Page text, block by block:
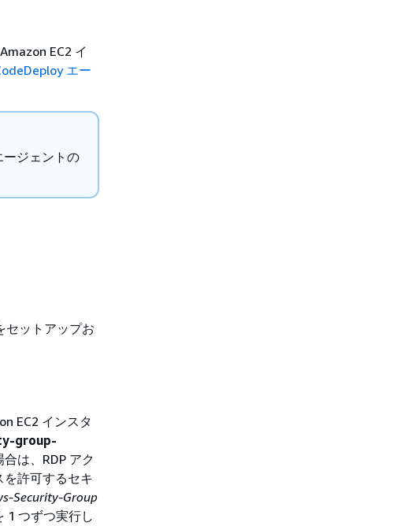
EC2 イ
エー
ージェントの
セットアップお
EC2 インスタ
group-
は、RDP アク
許可するセキ
Security-Group
1 つずつ実行し